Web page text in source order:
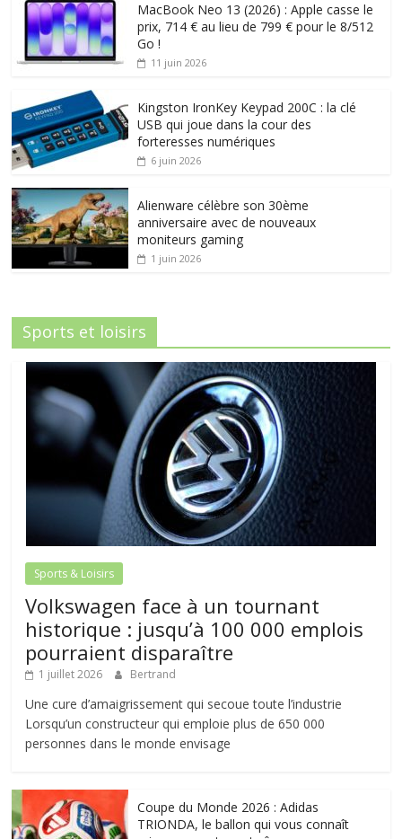
MacBook Neo 13 (2026) : Apple casse le
prix, 714 € au lieu de 799 € pour le 8/512
Go !
11 juin 2026
Kingston IronKey Keypad 200C : la clé
USB qui joue dans la cour des
forteresses numériques
6 juin 2026
Alienware célèbre son 30ème
anniversaire avec de nouveaux
moniteurs gaming
1 juin 2026
Sports et loisirs
Sports & Loisirs
Volkswagen face à un tournant
historique : jusqu’à 100 000 emplois
pourraient disparaître
1 juillet 2026 Bertrand
Une cure d’amaigrissement qui secoue toute l’industrie
Lorsqu’un constructeur qui emploie plus de 650 000
personnes dans le monde envisage
Coupe du Monde 2026 : Adidas
TRIONDA, le ballon qui vous connaît